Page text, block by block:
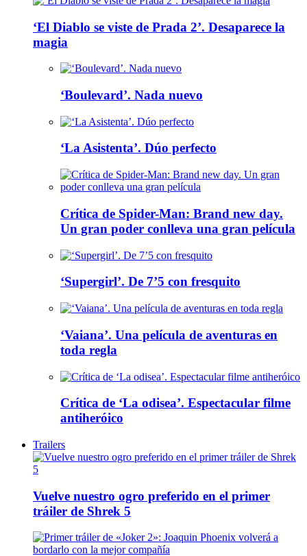
‘El Diablo se viste de Prada 2’. Desaparece la
magia
‘Boulevard’. Nada nuevo
‘La Asistenta’. Dúo perfecto
Crítica de Spider-Man: Brand new day.
Un gran poder conlleva una gran película
‘Supergirl’. De 7’5 con fresquito
‘Vaiana’. Una película de aventuras en
toda regla
Crítica de ‘La odisea’. Espectacular filme
antiheróico
Trailers
Vuelve nuestro ogro preferido en el primer
tráiler de Shrek 5